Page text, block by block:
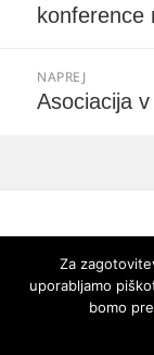
prispevek:
konference
NAPREJ
Naslednji
Asociacija
Za
uporabljamo
bomo